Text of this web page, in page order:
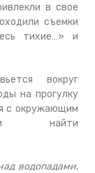
в свое
съемки
тихие…» и
вокруг
на прогулку
с окружающим
и найти
водопадами,